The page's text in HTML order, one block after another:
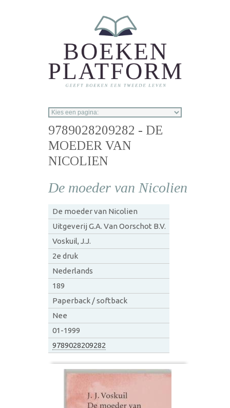
9789028209282 - DE
MOEDER VAN
NICOLIEN
De moeder van Nicolien
De moeder van Nicolien
Uitgeverij G.A. Van Oorschot B.V.
Voskuil, J.J.
2e druk
Nederlands
189
Paperback / softback
Nee
01-1999
9789028209282